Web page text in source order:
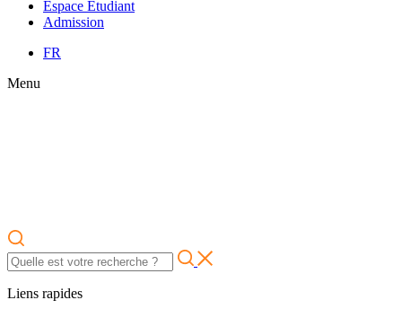
Espace Étudiant
Admission
FR
Menu
Liens rapides